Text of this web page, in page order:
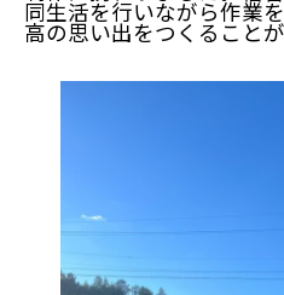
同生活を行いながら作業
高の思い出をつくることが